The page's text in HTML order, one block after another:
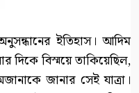
ইতিহাস। আদিম
বিস্ময়ে তাকিয়েছিল,
জানার সেই যাত্রা।